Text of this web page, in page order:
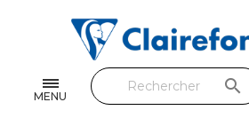
MENU
Feuilles & Copies
Beaux-arts & Dessin
search